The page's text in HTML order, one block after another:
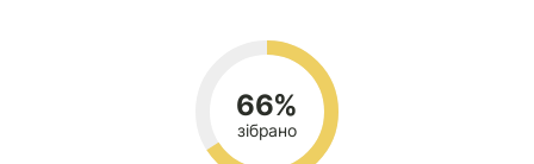
66%
зібрано